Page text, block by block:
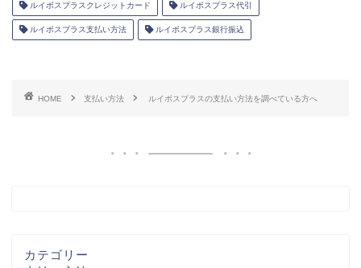
ルイボスプラスクレジットカード ルイボスプラス代引
ルイボスプラス支払い方法 ルイボスプラス銀行振込
HOME 支払い方法 ルイボスプラスの支払い方法を調べている方へ
カテゴリー